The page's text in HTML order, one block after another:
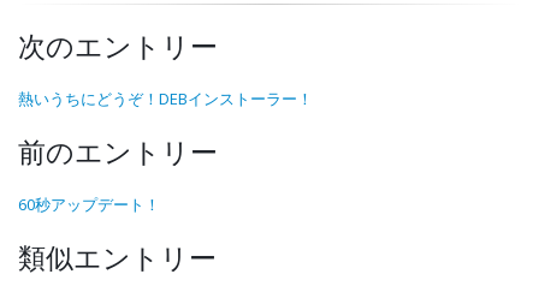
次のエントリー
熱いうちにどうぞ！DEBインストーラー！
前のエントリー
60秒アップデート！
類似エントリー